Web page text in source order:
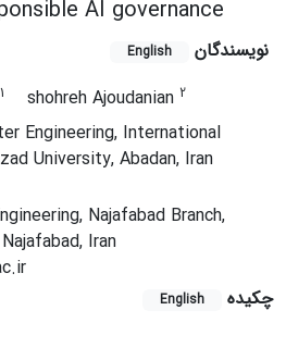
AI governance
نویسندگان English
1 shohreh Ajoudanian 2
Engineering, International
University, Abadan, Iran
Najafabad Branch,
Iran
چکیده
English